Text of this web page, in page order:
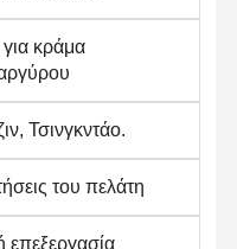
κράμα
Τσινγκντάο.
του πελάτη
επεξεργασία